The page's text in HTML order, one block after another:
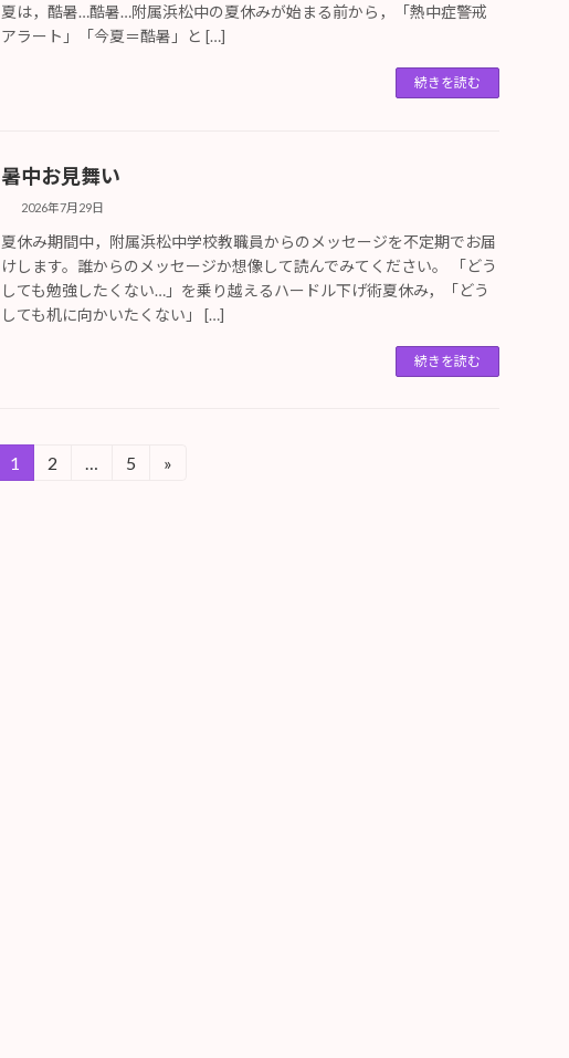
夏は，酷暑…酷暑…附属浜松中の夏休みが始まる前から，「熱中症警戒
アラート」「今夏＝酷暑」と […]
続きを読む
暑中お見舞い
2026年7月29日
夏休み期間中，附属浜松中学校教職員からのメッセージを不定期でお届
けします。誰からのメッセージか想像して読んでみてください。 「どう
しても勉強したくない…」を乗り越えるハードル下げ術夏休み，「どう
しても机に向かいたくない」 […]
続きを読む
固
1
固
2 …
固
5 »